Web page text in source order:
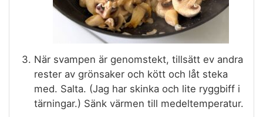
När svampen är genomstekt, tillsätt ev andra
rester av grönsaker och kött och låt steka
med. Salta. (Jag har skinka och lite ryggbiff i
tärningar.) Sänk värmen till medeltemperatur.